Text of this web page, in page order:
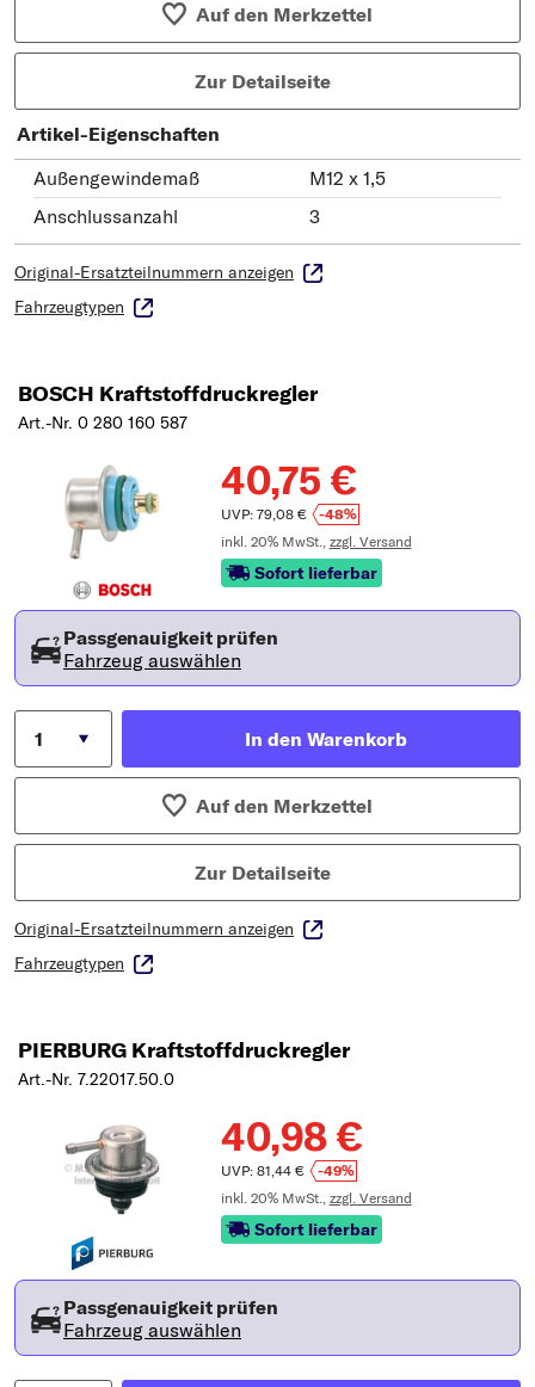
Auf den Merkzettel
Zur Detailseite
Artikel-Eigenschaften
Außengewindemaß
M12 x 1,5
Anschlussanzahl
3
Original-Ersatzteilnummern anzeigen
Fahrzeugtypen
BOSCH Kraftstoffdruckregler
Art.-Nr. 0 280 160 587
40,75 €
UVP: 79,08 €
-48%
inkl. 20% MwSt., zzgl. Versand
Sofort lieferbar
Passgenauigkeit prüfen
Fahrzeug auswählen
In den Warenkorb
Auf den Merkzettel
Zur Detailseite
Original-Ersatzteilnummern anzeigen
Fahrzeugtypen
PIERBURG Kraftstoffdruckregler
Art.-Nr. 7.22017.50.0
40,98 €
UVP: 81,44 €
-49%
inkl. 20% MwSt., zzgl. Versand
Sofort lieferbar
Passgenauigkeit prüfen
Fahrzeug auswählen